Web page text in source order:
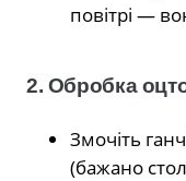
повітрі —
2. Обробка
Змочіть
(бажано